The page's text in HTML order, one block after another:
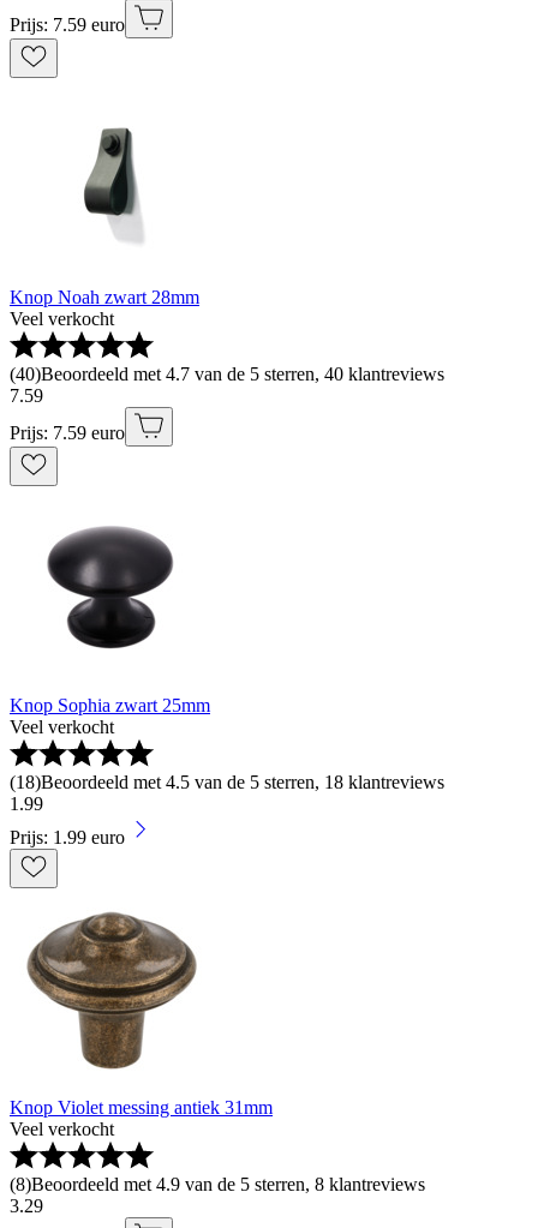
Prijs: 7.59 euro
Knop Noah zwart 28mm
Veel verkocht
(40)Beoordeeld met 4.7 van de 5 sterren, 40 klantreviews
7.59
Prijs: 7.59 euro
Knop Sophia zwart 25mm
Veel verkocht
(18)Beoordeeld met 4.5 van de 5 sterren, 18 klantreviews
1.99
Prijs: 1.99 euro
Knop Violet messing antiek 31mm
Veel verkocht
(8)Beoordeeld met 4.9 van de 5 sterren, 8 klantreviews
3.29